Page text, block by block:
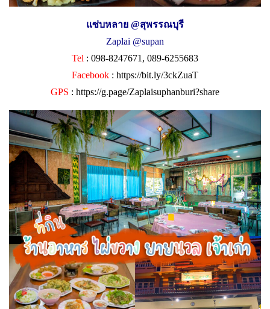
แซ่บหลาย @สุพรรณบุรี
Zaplai @supan
Tel : 098-8247671, 089-6255683
Facebook : https://bit.ly/3ckZuaT
GPS : https://g.page/Zaplaisuphanburi?share